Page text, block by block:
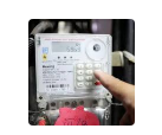
WN
PADANG
LAWAS